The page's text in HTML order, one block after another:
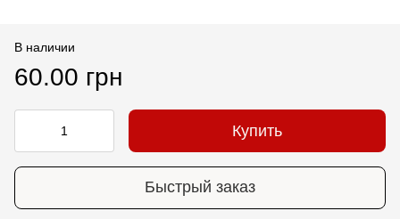
В наличии
60.00 грн
Купить
Быстрый заказ